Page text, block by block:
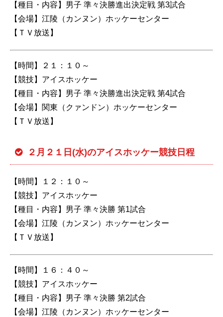
【種目・内容】男子 準々決勝進出決定戦 第3試合
【会場】江陵（カンヌン）ホッケーセンター
【ＴＶ放送】
【時間】２１：１０～
【競技】アイスホッケー
【種目・内容】男子 準々決勝進出決定戦 第4試合
【会場】関東（クァンドン）ホッケーセンター
【ＴＶ放送】
２月２１日(水)のアイスホッケー競技日程
【時間】１２：１０～
【競技】アイスホッケー
【種目・内容】男子 準々決勝 第1試合
【会場】江陵（カンヌン）ホッケーセンター
【ＴＶ放送】
【時間】１６：４０～
【競技】アイスホッケー
【種目・内容】男子 準々決勝 第2試合
【会場】江陵（カンヌン）ホッケーセンター